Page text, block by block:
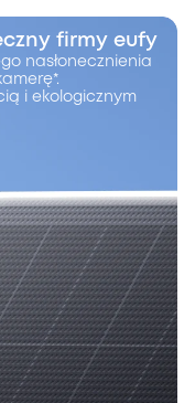
firmy eufy
nasłonecznienia
i ekologicznym